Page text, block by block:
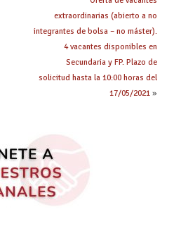
extraordinarias (abierto a no
integrantes de bolsa – no máster).
4 vacantes disponibles en
Secundaria y FP. Plazo de
solicitud hasta la 10:00 horas del
17/05/2021»